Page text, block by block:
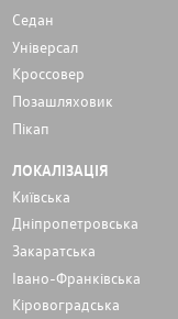
Седан
Унiверсал
Кроссовер
Позашляховик
Пікап
ЛОКАЛІЗАЦІЯ
Київська
Дніпропетровська
Закаратська
Івано-Франківська
Кіровоградська